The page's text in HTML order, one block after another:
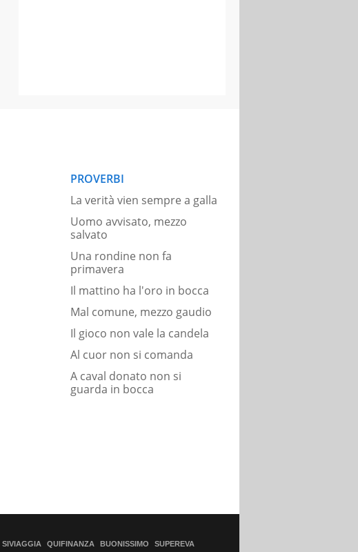
PROVERBI
La verità vien sempre a galla
Uomo avvisato, mezzo
salvato
Una rondine non fa
primavera
Il mattino ha l'oro in bocca
Mal comune, mezzo gaudio
Il gioco non vale la candela
Al cuor non si comanda
A caval donato non si
guarda in bocca
SIVIAGGIA QUIFINANZA BUONISSIMO SUPEREVA